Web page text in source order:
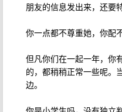
朋友的信息发出来，还要
你一点都不尊重她，你配
但凡你们在一起一年，你
的，都稍稍正常一些呢。
边。